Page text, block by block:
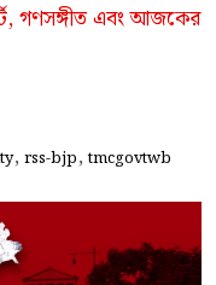
গণসঙ্গীত এবং আজকের
, rss-bjp,tmcgovtwb